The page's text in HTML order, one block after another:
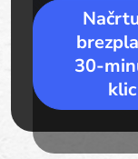
30-
klic